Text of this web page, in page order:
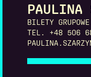
PAULINA
BILETY GRUPOWE
TEL. +48 506